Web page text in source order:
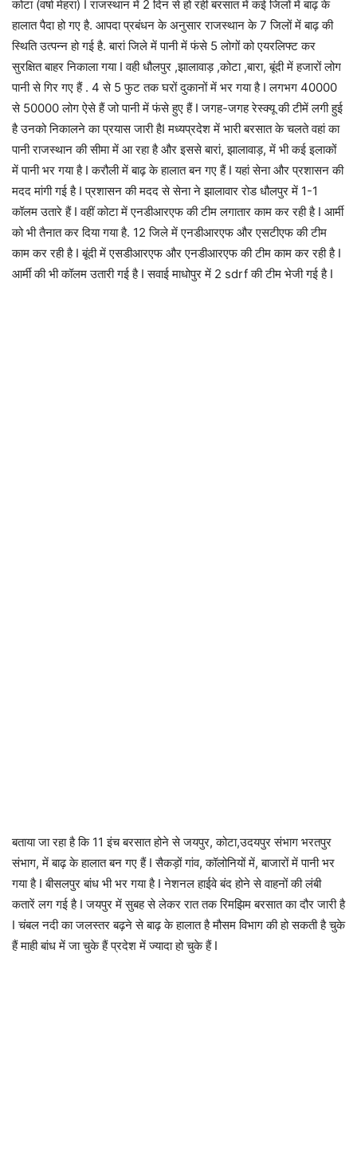
कोटा (वर्षा मेहरा) I राजस्थान में 2 दिन से हो रही बरसात में कई जिलों में बाढ़ के
हालात पैदा हो गए है. आपदा प्रबंधन के अनुसार राजस्थान के 7 जिलों में बाढ़ की
स्थिति उत्पन्न हो गई है. बारां जिले में पानी में फंसे 5 लोगों को एयरलिफ्ट कर
सुरक्षित बाहर निकाला गया I वही धौलपुर ,झालावाड़ ,कोटा ,बारा, बूंदी में हजारों लोग
पानी से गिर गए हैं . 4 से 5 फुट तक घरों दुकानों में भर गया है I लगभग 40000
से 50000 लोग ऐसे हैं जो पानी में फंसे हुए हैं I जगह-जगह रेस्क्यू की टीमें लगी हुई
है उनको निकालने का प्रयास जारी हैI मध्यप्रदेश में भारी बरसात के चलते वहां का
पानी राजस्थान की सीमा में आ रहा है और इससे बारां, झालावाड़, में भी कई इलाकों
में पानी भर गया है I करौली में बाढ़ के हालात बन गए हैं I यहां सेना और प्रशासन की
मदद मांगी गई है I प्रशासन की मदद से सेना ने झालावार रोड धौलपुर में 1-1
कॉलम उतारे हैं I वहीं कोटा में एनडीआरएफ की टीम लगातार काम कर रही है I आर्मी
को भी तैनात कर दिया गया है. 12 जिले में एनडीआरएफ और एसटीएफ की टीम
काम कर रही है I बूंदी में एसडीआरएफ और एनडीआरएफ की टीम काम कर रही है I
आर्मी की भी कॉलम उतारी गई है I सवाई माधोपुर में 2 sdrf की टीम भेजी गई है I
बताया जा रहा है कि 11 इंच बरसात होने से जयपुर, कोटा,उदयपुर संभाग भरतपुर
संभाग, में बाढ़ के हालात बन गए हैं I सैकड़ों गांव, कॉलोनियों में, बाजारों में पानी भर
गया है I बीसलपुर बांध भी भर गया है I नेशनल हाईवे बंद होने से वाहनों की लंबी
कतारें लग गई है I जयपुर में सुबह से लेकर रात तक रिमझिम बरसात का दौर जारी है
I चंबल नदी का जलस्तर बढ़ने से बाढ़ के हालात है मौसम विभाग की हो सकती है चुके
हैं माही बांध में जा चुके हैं प्रदेश में ज्यादा हो चुके हैं I